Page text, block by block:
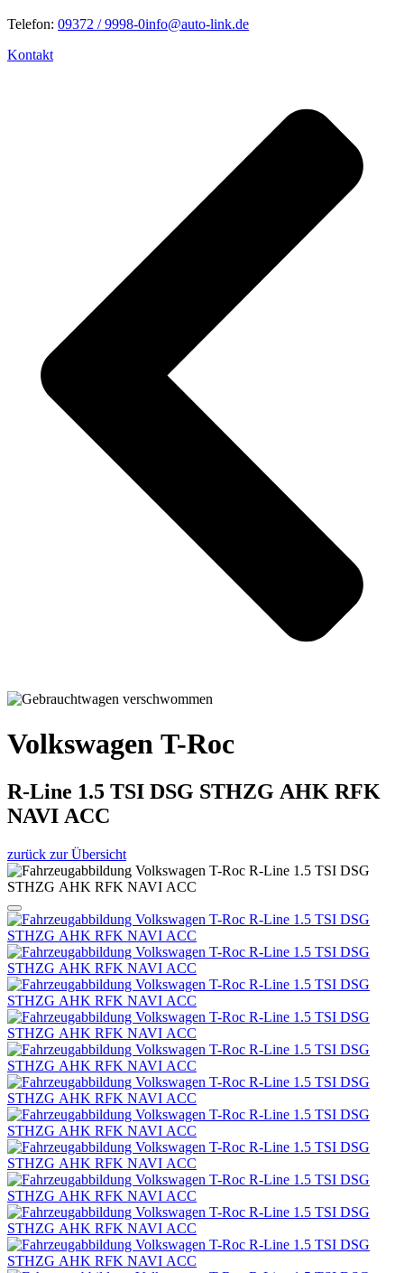
Telefon: 09372 / 9998-0info@auto-link.de
Kontakt
Volkswagen T-Roc
R-Line 1.5 TSI DSG STHZG AHK RFK
NAVI ACC
zurück zur Übersicht